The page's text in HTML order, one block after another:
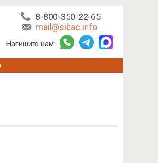
8-800-350-22-65
mail@sibac.info
Напишите нам: